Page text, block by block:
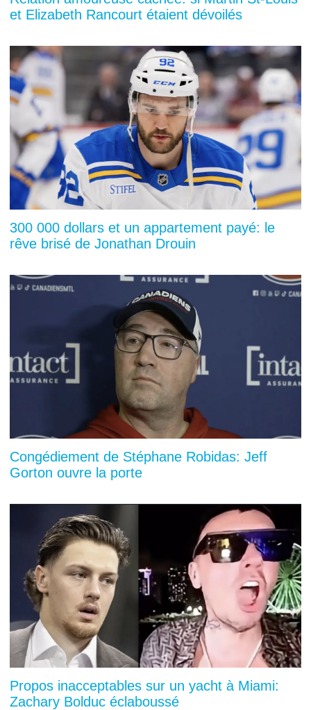
et Elizabeth Rancourt étaient dévoilés
300 000 dollars et un appartement payé: le
rêve brisé de Jonathan Drouin
Congédiement de Stéphane Robidas: Jeff
Gorton ouvre la porte
Propos inacceptables sur un yacht à Miami:
Zachary Bolduc éclaboussé